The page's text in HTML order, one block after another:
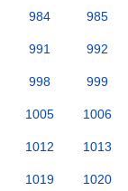
984 985
991 992
998 999
1005 1006
1012 1013
1019 1020